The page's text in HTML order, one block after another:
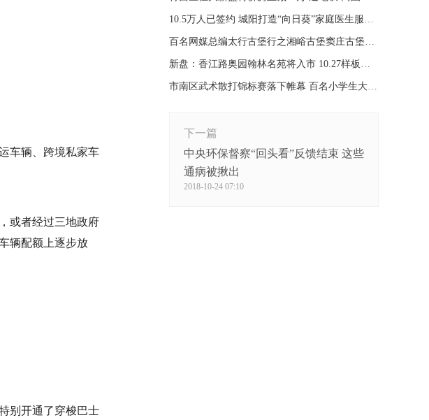
车辆、跨境私家车
或者经过三地政府
辆配额上逐步放
别开通了穿梭巴士
10.5万人已签约 城阳打造“向日葵”家庭医生服务品牌
百名网媒总编太行古堡行之湘峪古堡窦庄古堡柳氏民居
新盘：香江路奥园翰林名苑将入市 10.27样板间开放
市南区武术散打锦标赛落下帷幕 百名小学生大展拳脚
下一篇
中央环保督察“回头看”反馈结束 这些
通病被揪出
2018-10-24 07:10